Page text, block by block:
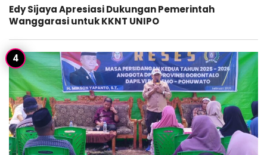
Edy Sijaya Apresiasi Dukungan Pemerintah
Wanggarasi untuk KKNT UNIPO